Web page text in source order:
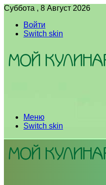
Суббота , 8 Август 2026
Войти
Switch skin
Меню
Switch skin